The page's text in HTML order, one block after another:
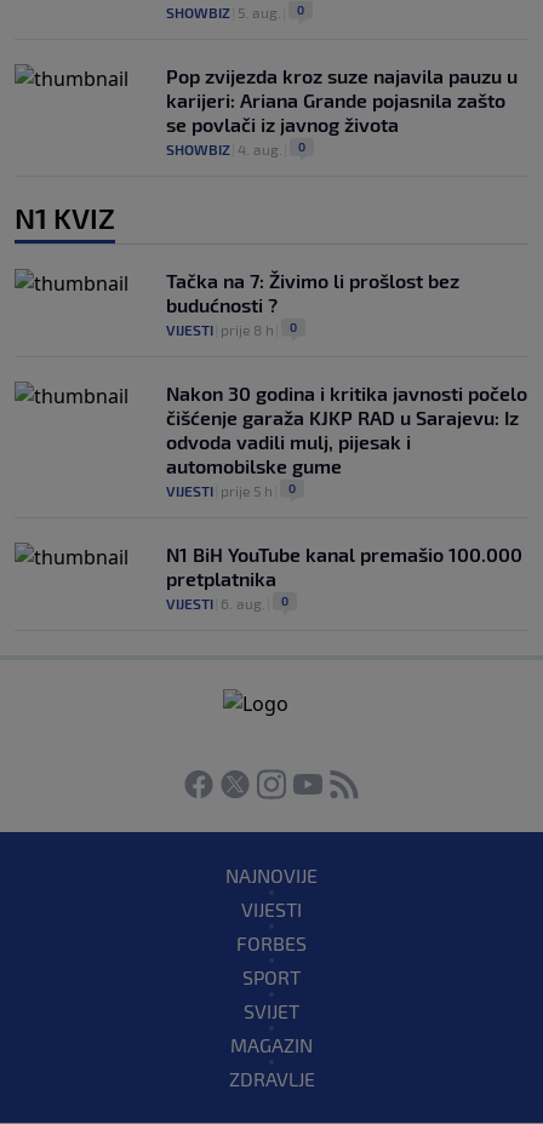
SHOWBIZ 5. aug. 0
Pop zvijezda kroz suze najavila pauzu u
karijeri: Ariana Grande pojasnila zašto
se povlači iz javnog života
SHOWBIZ 4. aug. 0
N1 KVIZ
Tačka na 7: Živimo li prošlost bez
budućnosti ?
VIJESTI prije 8 h 0
Nakon 30 godina i kritika javnosti počelo
čišćenje garaža KJKP RAD u Sarajevu: Iz
odvoda vadili mulj, pijesak i
automobilske gume
VIJESTI prije 5 h 0
N1 BiH YouTube kanal premašio 100.000
pretplatnika
VIJESTI 6. aug. 0
NAJNOVIJE
VIJESTI
FORBES
SPORT
SVIJET
MAGAZIN
ZDRAVLJE